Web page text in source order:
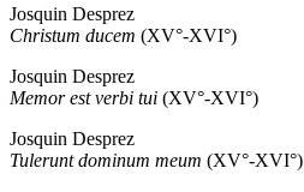
Josquin Desprez
Christum ducem (XV°-XVI°)
Josquin Desprez
Memor est verbi tui (XV°-XVI°)
Josquin Desprez
Tulerunt dominum meum (XV°-XVI°)